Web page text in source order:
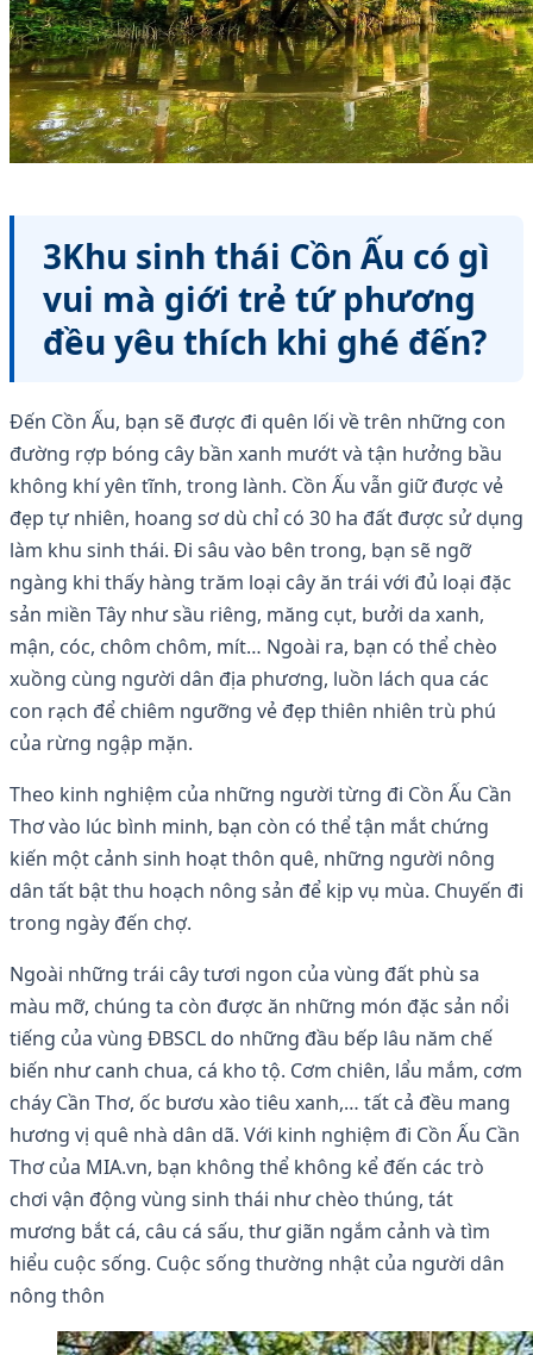
3Khu sinh thái Cồn Ấu có gì
vui mà giới trẻ tứ phương
đều yêu thích khi ghé đến?
Đến Cồn Ấu, bạn sẽ được đi quên lối về trên những con
đường rợp bóng cây bần xanh mướt và tận hưởng bầu
không khí yên tĩnh, trong lành. Cồn Ấu vẫn giữ được vẻ
đẹp tự nhiên, hoang sơ dù chỉ có 30 ha đất được sử dụng
làm khu sinh thái. Đi sâu vào bên trong, bạn sẽ ngỡ
ngàng khi thấy hàng trăm loại cây ăn trái với đủ loại đặc
sản miền Tây như sầu riêng, măng cụt, bưởi da xanh,
mận, cóc, chôm chôm, mít… Ngoài ra, bạn có thể chèo
xuồng cùng người dân địa phương, luồn lách qua các
con rạch để chiêm ngưỡng vẻ đẹp thiên nhiên trù phú
của rừng ngập mặn.
Theo kinh nghiệm của những người từng đi Cồn Ấu Cần
Thơ vào lúc bình minh, bạn còn có thể tận mắt chứng
kiến ​​một cảnh sinh hoạt thôn quê, những người nông
dân tất bật thu hoạch nông sản để kịp vụ mùa. Chuyến đi
trong ngày đến chợ.
Ngoài những trái cây tươi ngon của vùng đất phù sa
màu mỡ, chúng ta còn được ăn những món đặc sản nổi
tiếng của vùng ĐBSCL do những đầu bếp lâu năm chế
biến như canh chua, cá kho tộ. Cơm chiên, lẩu mắm, cơm
cháy Cần Thơ, ốc bươu xào tiêu xanh,… tất cả đều mang
hương vị quê nhà dân dã. Với kinh nghiệm đi Cồn Ấu Cần
Thơ của MIA.vn, bạn không thể không kể đến các trò
chơi vận động vùng sinh thái như chèo thúng, tát
mương bắt cá, câu cá sấu, thư giãn ngắm cảnh và tìm
hiểu cuộc sống. Cuộc sống thường nhật của người dân
nông thôn